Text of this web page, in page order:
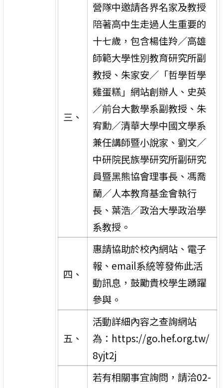
三、
營隊中邀請各界名家及教授
陪著高中生走過人生重要的
十七歲，包含楊佳羚／高雄
師範大學性別教育研究所副
教授、朱家安／「哲學哲學
雞蛋糕」網站創辦人、史英
／前台大數學系副教授、朱
宥勳／清華大學中國文學系
兼任講師暨小說家、劉文／
中研院民族學研究所副研究
員暨黑熊協會理事長、馮喬
蘭／人本教育基金會執行
長、葉浩／政治大學政治學
系教授。
四、
惠請協助於校內網站、電子
報、email系統等發佈此活
動訊息，鼓勵貴校學生踴躍
參與。
五、
活動詳細內容之查詢網站
為：https://go.hef.org.tw/
8yjt2j
若有相關事宜詢問，請洽02-